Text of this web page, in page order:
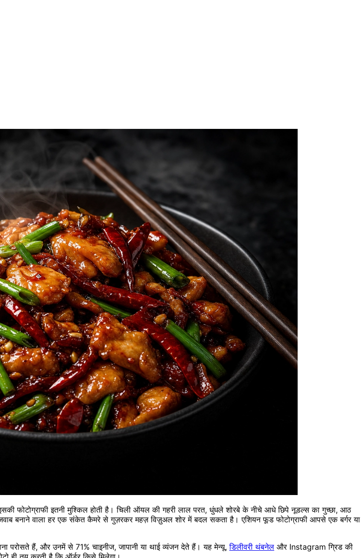
फोटोग्राफी इतनी मुश्किल होती है। चिली ऑयल की गहरी लाल परत, धुंधले शोरबे के नीचे आधे छिपे नूडल्स का गुच्छा, आठ
बनाने वाला हर एक संकेत कैमरे से गुज़रकर महज़ विज़ुअल शोर में बदल सकता है। एशियन फूड फोटोग्राफी आपसे एक बर्गर या
परोसते हैं, और उनमें से 71% चाइनीज, जापानी या थाई व्यंजन देते हैं। यह मेन्यू,डिलीवरी थंबनेल और Instagram ग्रिड की